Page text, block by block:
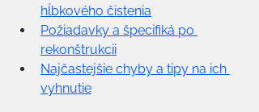
hĺbkového čistenia
Požiadavky a špecifiká po
rekonštrukcii
Najčastejšie chyby a tipy na ich
vyhnutie